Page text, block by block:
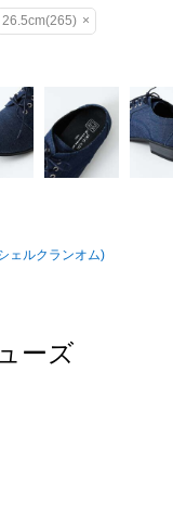
26.5cm(265) ×
ェルクランオム)
ーズ